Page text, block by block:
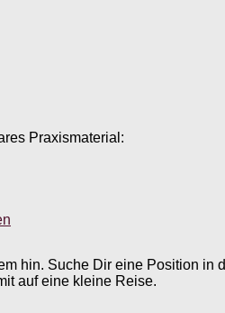
Praxismaterial:
hin. Suche Dir eine Position
auf eine kleine Reise.